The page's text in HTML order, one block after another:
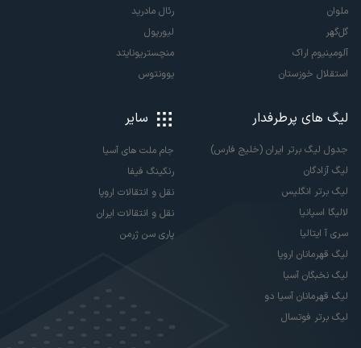
ملوان
گل‌گهر
آلومینیوم اراک
استقلال خوزستان
رئال مادرید
لیورپول
منچستریونایتد
یوونتوس
لیگ های پرطرفدار
جدول لیگ برتر ایران (خلیج فارس)
لیگ آزادگان
لیگ برتر انگلیس
لالیگا اسپانیا
سری آ ایتالیا
لیگ قهرمانان اروپا
لیگ نخبگان آسیا
لیگ قهرمانان آسیا دو
لیگ برتر فوتسال
سایر
جام ملت های آسیا
رنکینگ فیفا
نقل و انتقالات اروپا
نقل و انتقالات ایران
پاری سن ژرمن